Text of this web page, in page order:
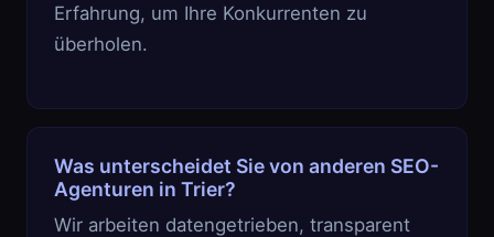
Erfahrung, um Ihre Konkurrenten zu
überholen.
Was unterscheidet Sie von anderen SEO-
Agenturen in Trier?
Wir arbeiten datengetrieben, transparent